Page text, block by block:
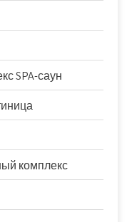
SPA-саун
комплекс